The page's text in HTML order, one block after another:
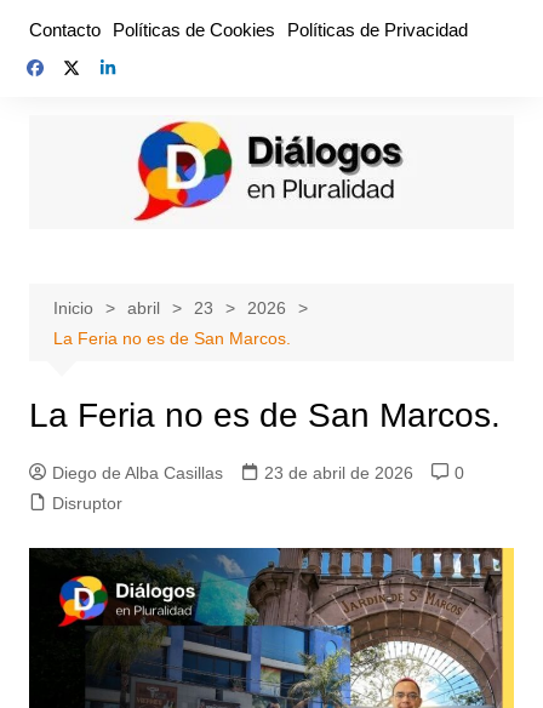
contenido
Contacto Políticas de Cookies Políticas de Privacidad
Inicio abril 23
2026
La Feria no es de San Marcos.
La Feria no es de San Marcos.
Diego de Alba Casillas 23 de abril de 2026
0
Disruptor